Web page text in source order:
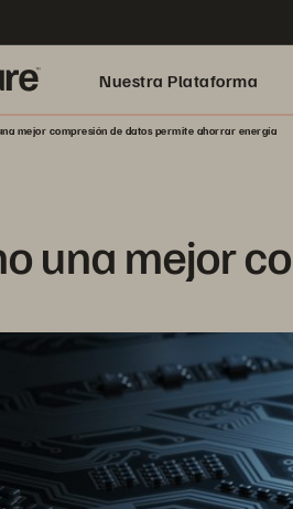
Nuestra Plataforma
mejor compresión de datos permite ahorrar energía
una mejor